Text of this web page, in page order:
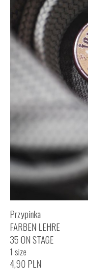
Przypinka
FARBEN LEHRE
35 ON STAGE
1 size
4,90 PLN